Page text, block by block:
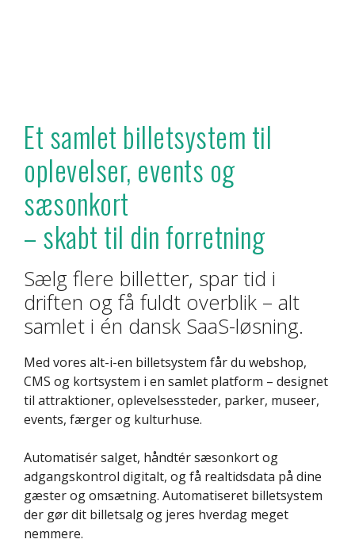
Et samlet billetsystem til
oplevelser, events og
sæsonkort
– skabt til din forretning
Sælg flere billetter, spar tid i
driften og få fuldt overblik – alt
samlet i én dansk SaaS-løsning.
Med vores alt-i-en billetsystem får du webshop,
CMS og kortsystem i en samlet platform – designet
til attraktioner, oplevelsessteder, parker, museer,
events, færger og kulturhuse.
Automatisér salget, håndtér sæsonkort og
adgangskontrol digitalt, og få realtidsdata på dine
gæster og omsætning. Automatiseret billetsystem
der gør dit billetsalg og jeres hverdag meget
nemmere.